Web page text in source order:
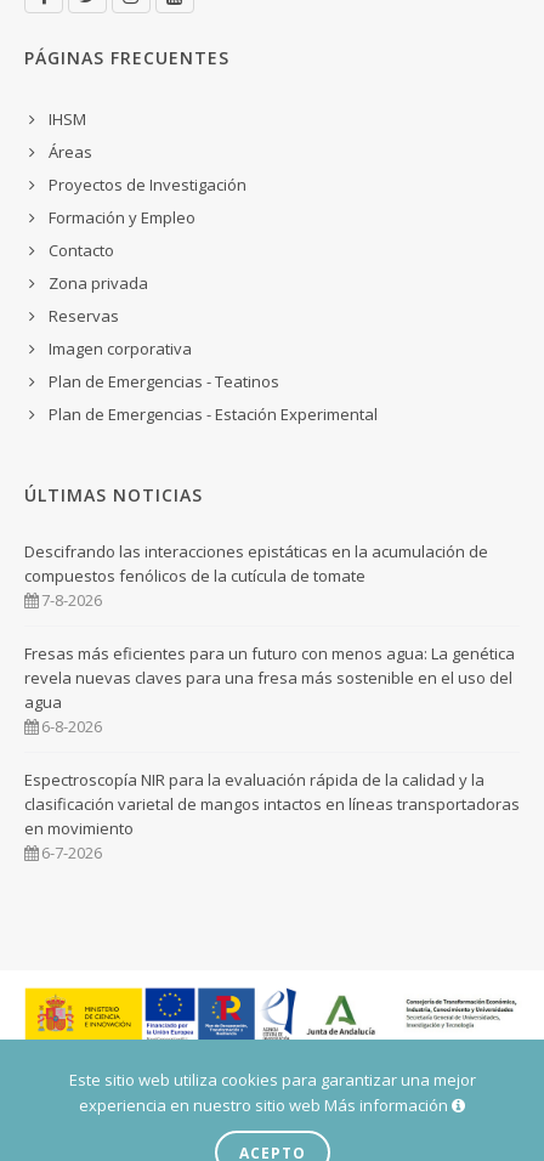
PÁGINAS FRECUENTES
IHSM
Áreas
Proyectos de Investigación
Formación y Empleo
Contacto
Zona privada
Reservas
Imagen corporativa
Plan de Emergencias - Teatinos
Plan de Emergencias - Estación Experimental
ÚLTIMAS NOTICIAS
Descifrando las interacciones epistáticas en la acumulación de
compuestos fenólicos de la cutícula de tomate
7-8-2026
Fresas más eficientes para un futuro con menos agua: La genética
revela nuevas claves para una fresa más sostenible en el uso del
agua
6-8-2026
Espectroscopía NIR para la evaluación rápida de la calidad y la
clasificación varietal de mangos intactos en líneas transportadoras
en movimiento
6-7-2026
© 2026 IHSM - TODOS LOS DERECHOS RESERVADOS. -
POR SOMBRADOBLE
Este sitio web utiliza cookies para garantizar una mejor
experiencia en nuestro sitio web Más información
ACEPTO